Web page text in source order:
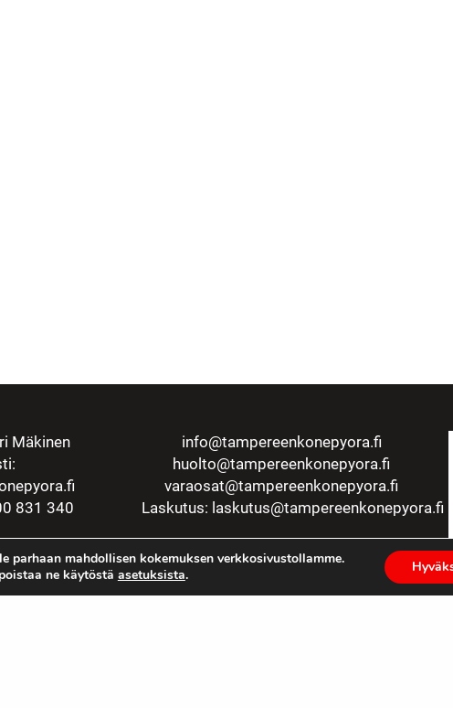
Mäkinen
831 340
info@tampereenkonepyora.fi
huolto@tampereenkonepyora.fi
varaosat@tampereenkonepyora.fi
Laskutus: laskutus@tampereenkonepyora.fi
parhaan mahdollisen kokemuksen verkkosivustollamme.
ne käytöstä asetuksista.